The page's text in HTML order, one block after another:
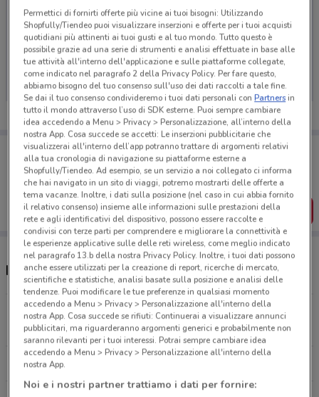
Ci dispiace, al momento non abbiamo pubblicato
volantini nella tua zona. Riprova più tardi.
Porta DoveConviene sempre con te!
Puoi trovare le migliori offerte dei negozi vicino a te,
salvarle e creare la tua lista del risparmio, comodamente
dal tuo cellulare.
SCARICA L’APP
Negozi Primi Anni a Rivarolo Canavese
Corso Potenza, 153/d Torino
26.2 km
APERTO
Permettici di fornirti offerte più vicine ai tuoi bisogni: Utilizzando
Shopfully/Tiendeo puoi visualizzare inserzioni e offerte per i tuoi acquisti
quotidiani più attinenti ai tuoi gusti e al tuo mondo. Tutto questo è
possibile grazie ad una serie di strumenti e analisi effettuate in base alle
tue attività all'interno dell'applicazione e sulle piattaforme collegate,
come indicato nel paragrafo 2 della Privacy Policy. Per fare questo,
abbiamo bisogno del tuo consenso sull'uso dei dati raccolti a tale fine.
Se dai il tuo consenso condivideremo i tuoi dati personali conPartnersin
tutto il mondo attraverso l’uso di SDK esterne. Puoi sempre cambiare
idea accedendo a Menu > Privacy > Personalizzazione, all’interno della
nostra App. Cosa succede se accetti: Le inserzioni pubblicitarie che
visualizzerai all'interno dell’app potranno trattare di argomenti relativi
alla tua cronologia di navigazione su piattaforme esterne a
Shopfully/Tiendeo. Ad esempio, se un servizio a noi collegato ci informa
che hai navigato in un sito di viaggi, potremo mostrarti delle offerte a
tema vacanze. Inoltre, i dati sulla posizione (nel caso in cui abbia fornito
il relativo consenso) insieme alle informazioni sulle prestazioni della
rete e agli identificativi del dispositivo, possono essere raccolte e
condivisi con terze parti per comprendere e migliorare la connettività e
le esperienze applicative sulle delle reti wireless, come meglio indicato
nel paragrafo 13.b della nostra Privacy Policy. Inoltre, i tuoi dati possono
anche essere utilizzati per la creazione di report, ricerche di mercato,
scientifiche e statistiche, analisi basate sulla posizione e analisi delle
tendenze. Puoi modificare le tue preferenze in qualsiasi momento
accedendo a Menu > Privacy > Personalizzazione all'interno della
nostra App. Cosa succede se rifiuti: Continuerai a visualizzare annunci
pubblicitari, ma riguarderanno argomenti generici e probabilmente non
saranno rilevanti per i tuoi interessi. Potrai sempre cambiare idea
accedendo a Menu > Privacy > Personalizzazione all'interno della
nostra App.
Noi e i nostri partner trattiamo i dati per fornire: